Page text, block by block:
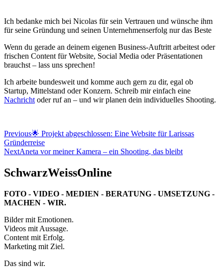
Ich bedanke mich bei Nicolas für sein Vertrauen und wünsche ihm
für seine Gründung und seinen Unternehmenserfolg nur das Beste
Wenn du gerade an deinem eigenen Business-Auftritt arbeitest oder
frischen Content für Website, Social Media oder Präsentationen
brauchst – lass uns sprechen!
Ich arbeite bundesweit und komme auch gern zu dir, egal ob
Startup, Mittelstand oder Konzern. Schreib mir einfach eine
Nachricht oder ruf an – und wir planen dein individuelles Shooting.
Beitragsnavigation
Previous🌟 Projekt abgeschlossen: Eine Website für Larissas
Gründerreise
NextAneta vor meiner Kamera – ein Shooting, das bleibt
SchwarzWeissOnline
FOTO - VIDEO - MEDIEN - BERATUNG - UMSETZUNG -
MACHEN - WIR.
Bilder mit Emotionen.
Videos mit Aussage.
Content mit Erfolg.
Marketing mit Ziel.
Das sind wir.